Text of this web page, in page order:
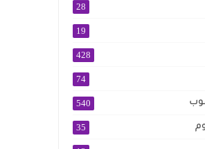
28
19
428
74
540
35